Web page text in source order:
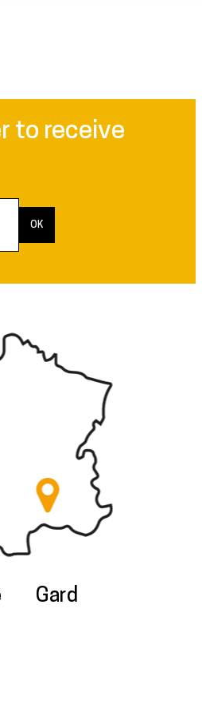
to receive
Gard